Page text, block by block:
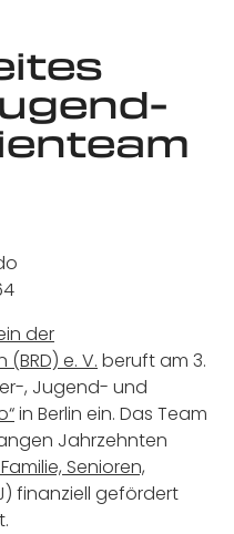
der
e. V. beruft am 3.
, Jugend- und
in Berlin ein. Das Team
Jahrzehnten
Senioren,
finanziell gefördert